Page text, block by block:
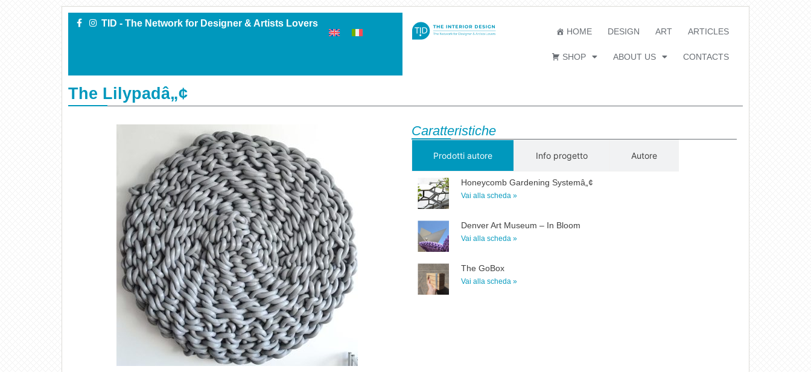
TID - The Network for Designer & Artists Lovers
HOME DESIGN ART ARTICLES
SHOP ABOUT US CONTACTS
The Lilypadâ„¢
Caratteristiche
Prodotti autore Info progetto Autore
Honeycomb Gardening Systemâ„¢
Vai alla scheda »
Denver Art Museum – In Bloom
Vai alla scheda »
The GoBox
Vai alla scheda »